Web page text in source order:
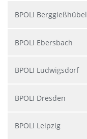
BPOLI Berggießhübel
BPOLI Ebersbach
BPOLI Ludwigsdorf
BPOLI Dresden
BPOLI Leipzig